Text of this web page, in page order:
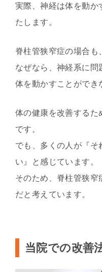
実際、神経は体を動か
たします。
脊柱管狭窄症の場合も
なぜなら、神経系に問
体を動かすことができ
体の健康を改善するた
です。
でも、多くの人が『そ
い』と感じています。
そのため、脊柱管狭窄
だと考えています。
当院での改善